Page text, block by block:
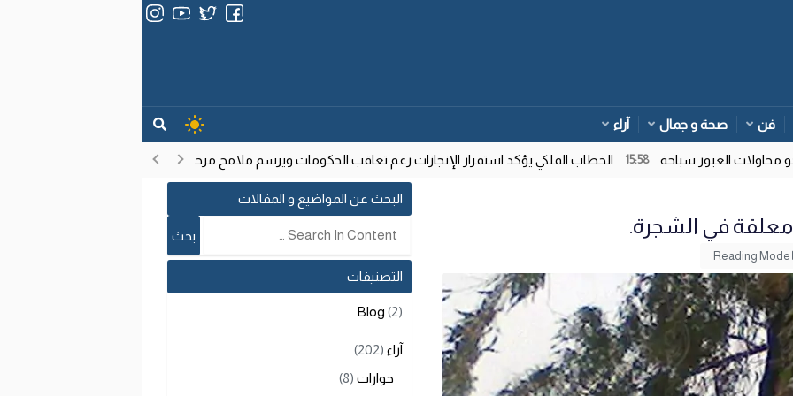
فن صحة و جمال آراء
العبور سباحة 15:58 الخطاب الملكي يؤكد استمرار الإنجازات رغم تعاقب الحكومات ويرسم ملامح مرحلة تنموية جديدة
في الشجرة.
البحث عن المواضيع و المقالات
التصنيفات
Blog (2)
آراء (202)
حوارات (8)